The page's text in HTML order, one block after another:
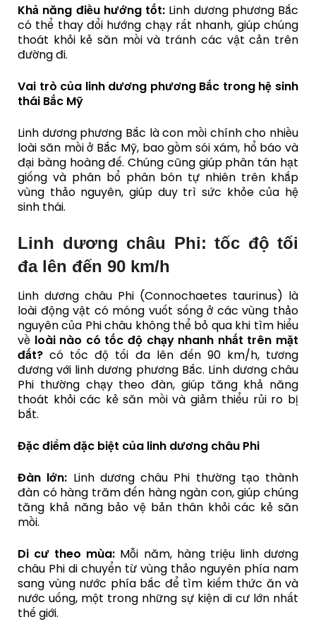
Khả năng điều hướng tốt: Linh dương phương Bắc
có thể thay đổi hướng chạy rất nhanh, giúp chúng
thoát khỏi kẻ săn mồi và tránh các vật cản trên
đường đi.
Vai trò của linh dương phương Bắc trong hệ sinh
thái Bắc Mỹ
Linh dương phương Bắc là con mồi chính cho nhiều
loài săn mồi ở Bắc Mỹ, bao gồm sói xám, hổ báo và
đại bàng hoàng đế. Chúng cũng giúp phân tán hạt
giống và phân bổ phân bón tự nhiên trên khắp
vùng thảo nguyên, giúp duy trì sức khỏe của hệ
sinh thái.
Linh dương châu Phi: tốc độ tối
đa lên đến 90 km/h
Linh dương châu Phi (Connochaetes taurinus) là
loài động vật có móng vuốt sống ở các vùng thảo
nguyên của Phi châu không thể bỏ qua khi tìm hiểu
về loài nào có tốc độ chạy nhanh nhất trên mặt
đất? có tốc độ tối đa lên đến 90 km/h, tương
đương với linh dương phương Bắc. Linh dương châu
Phi thường chạy theo đàn, giúp tăng khả năng
thoát khỏi các kẻ săn mồi và giảm thiểu rủi ro bị
bắt.
Đặc điểm đặc biệt của linh dương châu Phi
Đàn lớn: Linh dương châu Phi thường tạo thành
đàn có hàng trăm đến hàng ngàn con, giúp chúng
tăng khả năng bảo vệ bản thân khỏi các kẻ săn
mồi.
Di cư theo mùa: Mỗi năm, hàng triệu linh dương
châu Phi di chuyển từ vùng thảo nguyên phía nam
sang vùng nước phía bắc để tìm kiếm thức ăn và
nước uống, một trong những sự kiện di cư lớn nhất
thế giới.